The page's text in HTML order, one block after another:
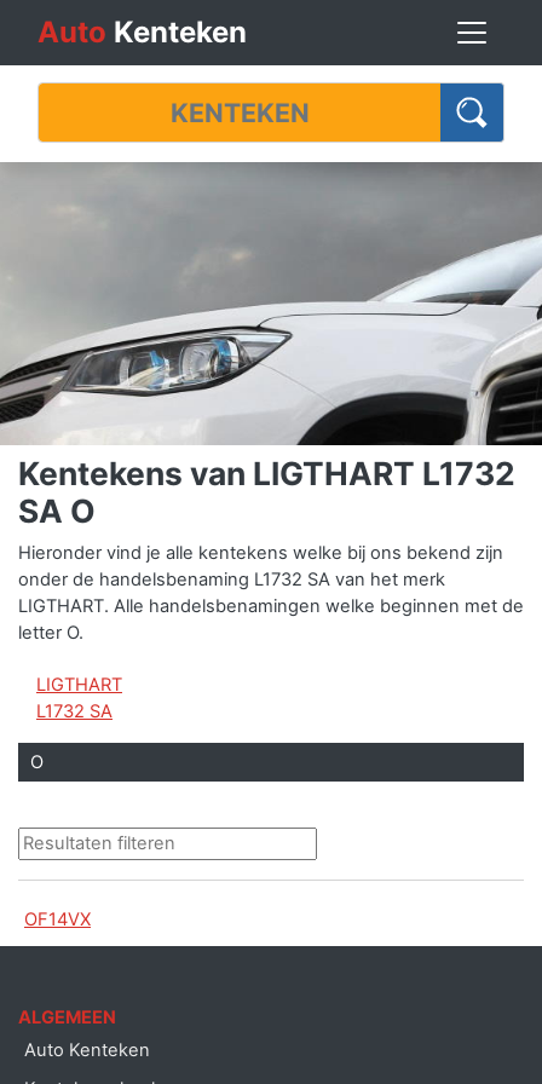
Auto Kenteken
Kentekens van LIGTHART L1732
SA O
Hieronder vind je alle kentekens welke bij ons bekend zijn
onder de handelsbenaming L1732 SA van het merk
LIGTHART. Alle handelsbenamingen welke beginnen met de
letter O.
LIGTHART
L1732 SA
O
OF14VX
ALGEMEEN
Auto Kenteken